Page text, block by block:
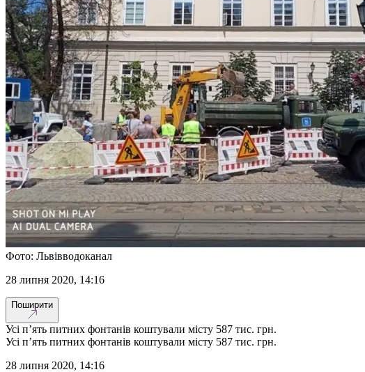
Фото: Львівводоканал
28 липня 2020, 14:16
Поширити
Усі п’ять питних фонтанів коштували місту 587 тис. грн.
Усі п’ять питних фонтанів коштували місту 587 тис. грн.
28 липня 2020, 14:16